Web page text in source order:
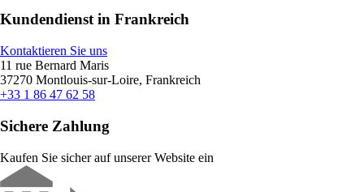
Kundendienst in Frankreich
Kontaktieren Sie uns
11 rue Bernard Maris
37270 Montlouis-sur-Loire, Frankreich
+33 1 86 47 62 58
Sichere Zahlung
Kaufen Sie sicher auf unserer Website ein